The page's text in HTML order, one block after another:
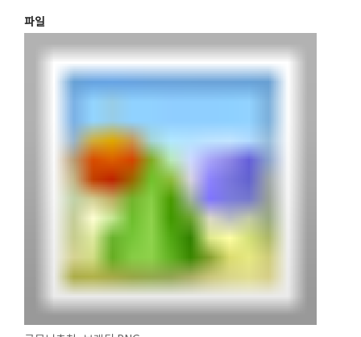
파일